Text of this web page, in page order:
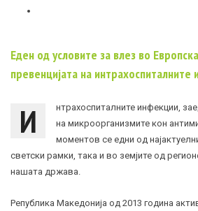
Eден од условите за влез во
превенцијата на интрахоспиталните
И
нтрахоспиталните инфекции,
на микроорганизмите кон
моментов се едни од
светски рамки, така и во земјите од
нашата држава.
Република Македонија од 2013 година